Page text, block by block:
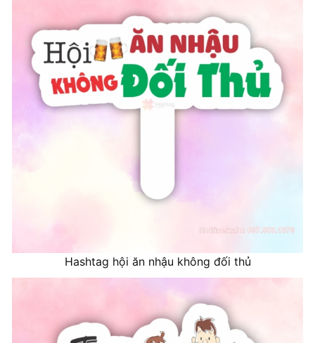
Hashtag hội ăn nhậu không đối thủ